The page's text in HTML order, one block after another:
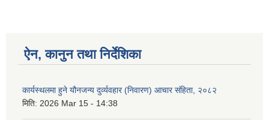
ऐन, कानुन तथा निर्देशिका
कार्यस्थलमा हुने यौनजन्य दुर्व्यवहार (निवारण) आचार संहिता, २०८२
मिति: 2026 Mar 15 - 14:38